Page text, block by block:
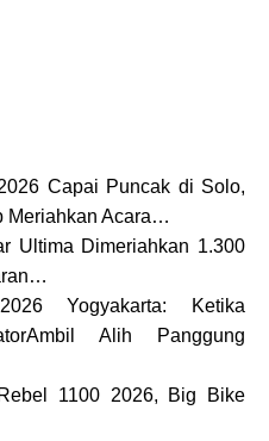
Capai Puncak di Solo,
Meriahkan Acara…
Ultima Dimeriahkan 1.300
Yogyakarta: Ketika
Alih Panggung
1100 2026, Big Bike